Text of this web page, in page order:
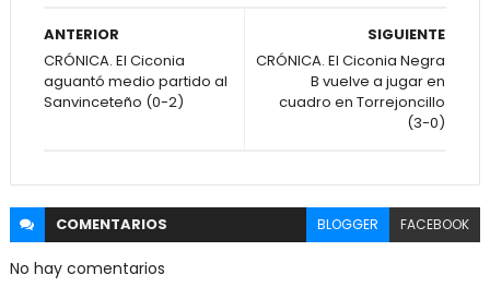
SIGUIENTE
CRÓNICA. El Ciconia Negra
B vuelve a jugar en
cuadro en Torrejoncillo
(3-0)
ANTERIOR
CRÓNICA. El Ciconia
aguantó medio partido al
Sanvinceteño (0-2)
COMENTARIOS BLOGGER FACEBOOK
No hay comentarios